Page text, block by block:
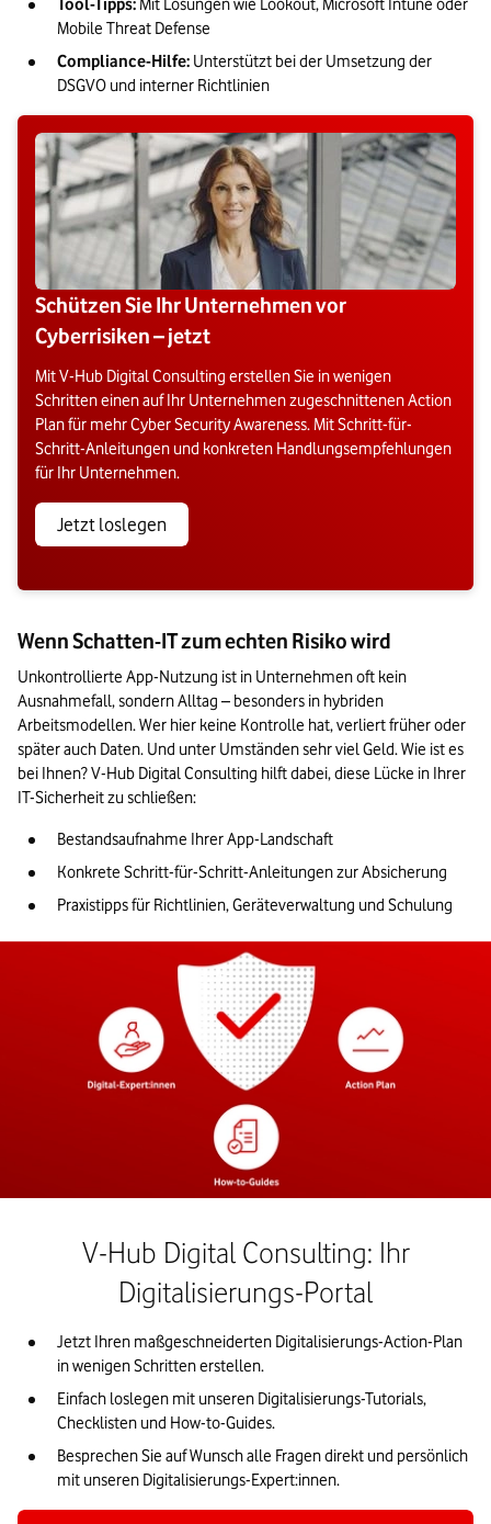
Tool-Tipps: Mit Lösungen wie Lookout, Microsoft Intune oder
Mobile Threat Defense
Compliance-Hilfe: Unterstützt bei der Umsetzung der
DSGVO und interner Richtlinien
Schützen Sie Ihr Unternehmen vor
Cyberrisiken – jetzt
Mit V-Hub Digital Consulting erstellen Sie in wenigen
Schritten einen auf Ihr Unternehmen zugeschnittenen Action
Plan für mehr Cyber Security Awareness. Mit Schritt-für-
Schritt-Anleitungen und konkreten Handlungsempfehlungen
für Ihr Unternehmen.
Jetzt loslegen
Wenn Schatten-IT zum echten Risiko wird
Unkontrollierte App-Nutzung ist in Unternehmen oft kein
Ausnahmefall, sondern Alltag – besonders in hybriden
Arbeitsmodellen. Wer hier keine Kontrolle hat, verliert früher oder
später auch Daten. Und unter Umständen sehr viel Geld. Wie ist es
bei Ihnen? V-Hub Digital Consulting hilft dabei, diese Lücke in Ihrer
IT-Sicherheit zu schließen:
Bestandsaufnahme Ihrer App-Landschaft
Konkrete Schritt-für-Schritt-Anleitungen zur Absicherung
Praxistipps für Richtlinien, Geräteverwaltung und Schulung
V-Hub Digital Consulting: Ihr
Digitalisierungs-Portal
Jetzt Ihren maßgeschneiderten Digitalisierungs-Action-Plan
in wenigen Schritten erstellen.
Einfach loslegen mit unseren Digitalisierungs-Tutorials,
Checklisten und How-to-Guides.
Besprechen Sie auf Wunsch alle Fragen direkt und persönlich
mit unseren Digitalisierungs-Expert:innen.